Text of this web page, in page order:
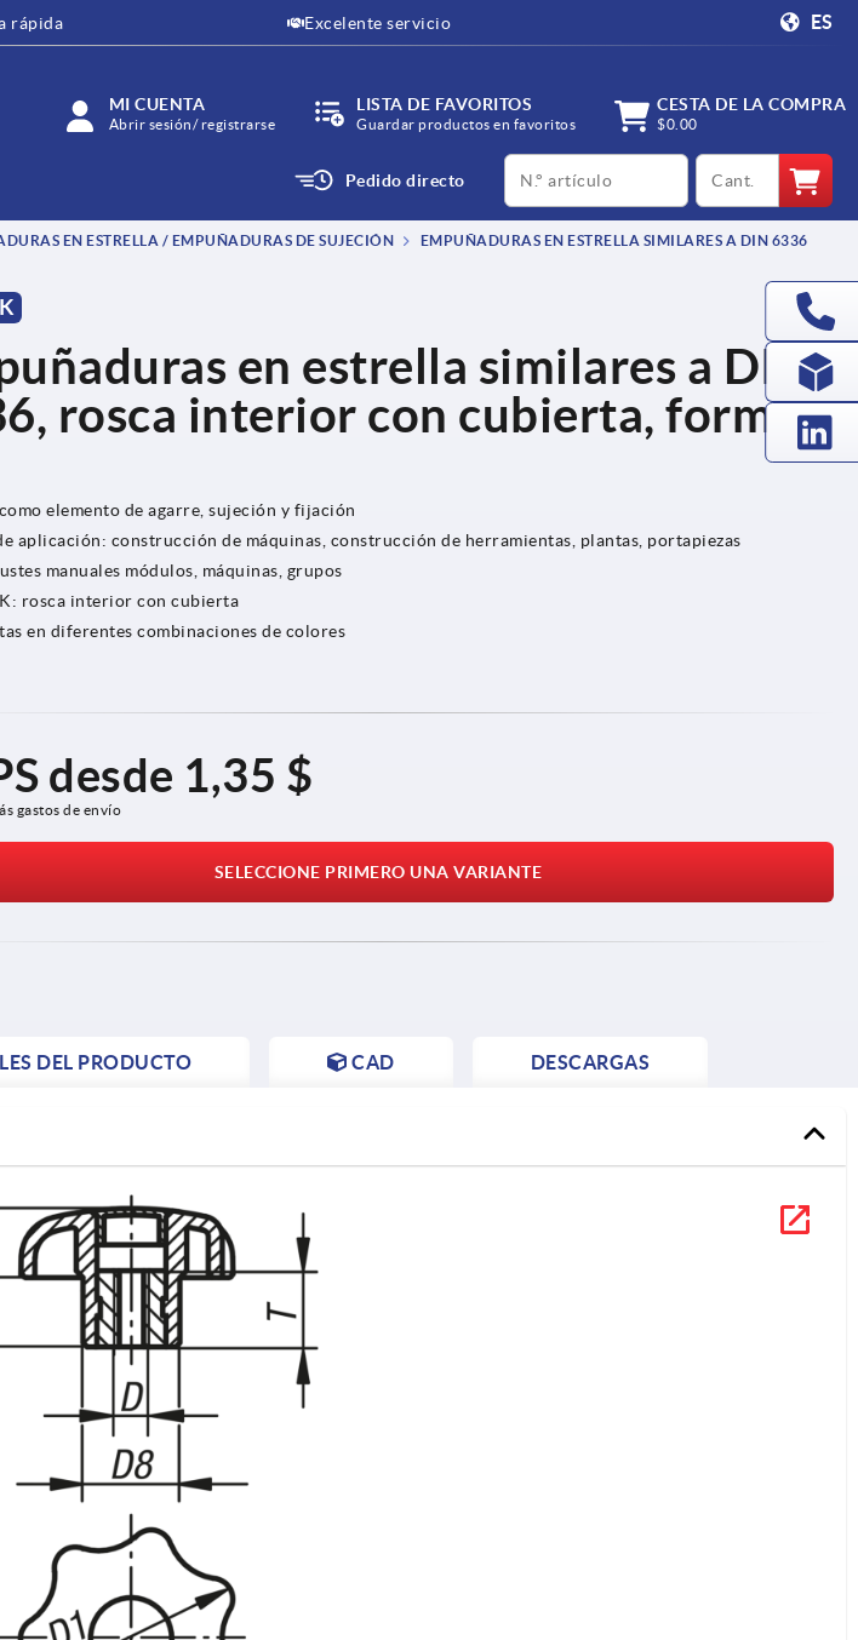
rápida Excelente servicio ES
MI CUENTA
Abrir sesión/ registrarse
LISTA DE FAVORITOS
Guardar productos en favoritos
CESTA DE LA COMPRA
$0.00
Pedido directo
productCode qty
EN ESTRELLA / EMPUÑADURAS DE SUJECIÓN
EMPUÑADURAS EN ESTRELLA SIMILARES A DIN 6336
en estrella similares a DIN
rosca interior con cubierta, forma
elemento de agarre, sujeción y fijación
aplicación: construcción de máquinas, construcción de herramientas, plantas, portapiezas
manuales módulos, máquinas, grupos
rosca interior con cubierta
en diferentes combinaciones de colores
desde 1,35 $
gastos de envío
SELECCIONE PRIMERO UNA VARIANTE
DEL PRODUCTO CAD DESCARGAS